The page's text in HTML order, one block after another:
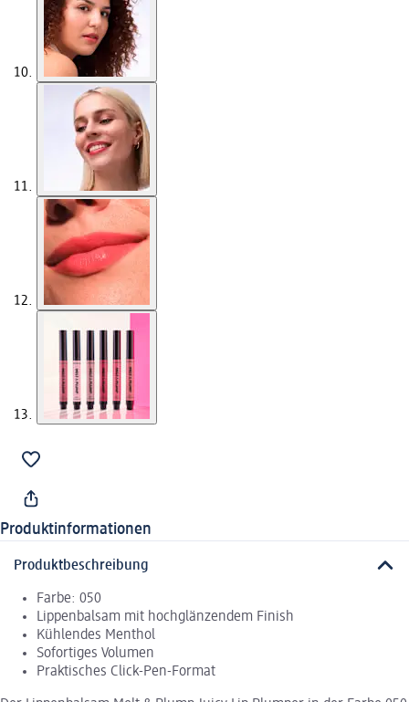
Produktinformationen
Produktbeschreibung
Farbe: 050
Lippenbalsam mit hochglänzendem Finish
Kühlendes Menthol
Sofortiges Volumen
Praktisches Click-Pen-Format